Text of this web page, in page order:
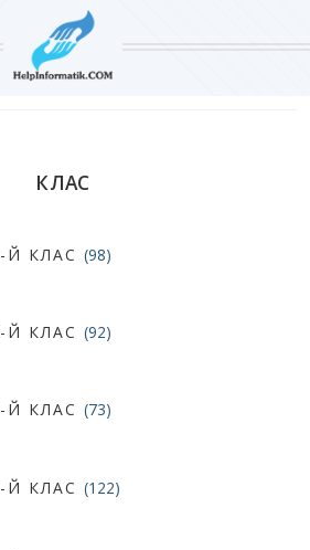
КЛАС
-Й КЛАС (98)
-Й КЛАС (92)
-Й КЛАС (73)
-Й КЛАС (122)